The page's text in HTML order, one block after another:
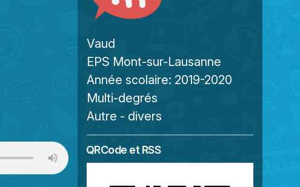
Vaud
EPS Mont-sur-Lausanne
Année scolaire: 2019-2020
Multi-degrés
Autre - divers
QRCode et RSS